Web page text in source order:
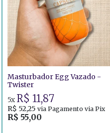
Masturbador Egg Vazado -
Twister
R$ 55,00
5x R$ 11,87
R$ 52,25 via Pagamento via Pix